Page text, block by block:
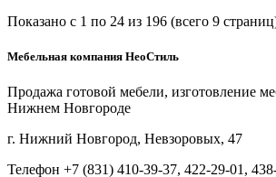
Показано с 1 по 24 из 196 (всего 9
Мебельная компания НеоСтиль
Продажа готовой мебели, изготовление
Нижнем Новгороде
г. Нижний Новгород, Невзоровых, 47
Телефон +7 (831) 410-39-37, 422-29-01,